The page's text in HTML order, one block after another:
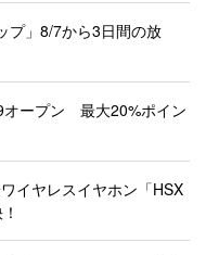
プ」8/7から3日間の放
オープン 最大20%ポイン
イヤレスイヤホン「HSX